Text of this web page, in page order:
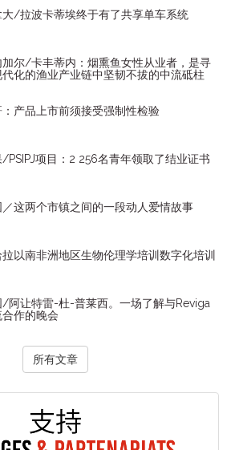
大/拉波卡蒂埃终于有了共享单车系统
加尔/卡丰蒂内：烟熏鱼女性从业者，是寻
代化的渔业产业链中坚韧不拔的中流砥柱
：产品上市前须接受强制性检验
/PSIPJ项目：2 256名青年领取了结业证书
／这两个市镇之间的一段动人爱情故事
以南非洲地区生物伦理学培训数字化培训
/阿让特雷-杜-普莱西。一场了解与Reviga
作的晚会
所有文章